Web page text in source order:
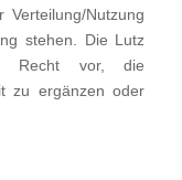
Nutzung
stehen. Die Lutz
Recht vor, die
zu ergänzen oder